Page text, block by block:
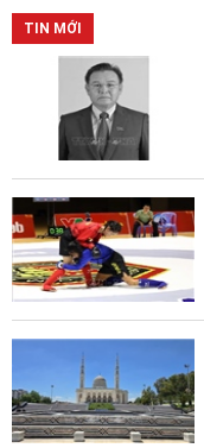
TIN MỚI